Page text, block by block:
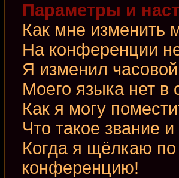
Параметры и
Как мне изменить
На конференции
Я изменил
Моего языка нет в
Как я могу
Что такое звание
Когда я щёлкаю по
конференцию!